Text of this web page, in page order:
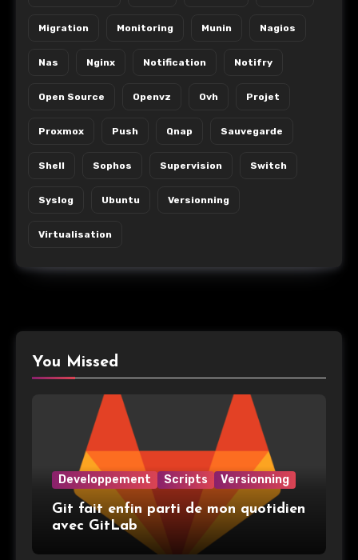
Migration Monitoring Munin Nagios
Nas Nginx Notification Notifry
Open Source Openvz Ovh Projet
Proxmox Push Qnap Sauvegarde
Shell Sophos Supervision Switch
Syslog Ubuntu Versionning
Virtualisation
You Missed
Developpement Scripts Versionning
Git fait enfin parti de mon quotidien
avec GitLab